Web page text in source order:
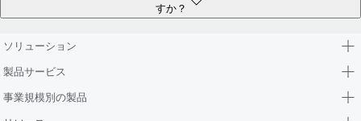
すか？
ソリューション
製品サービス
事業規模別の製品